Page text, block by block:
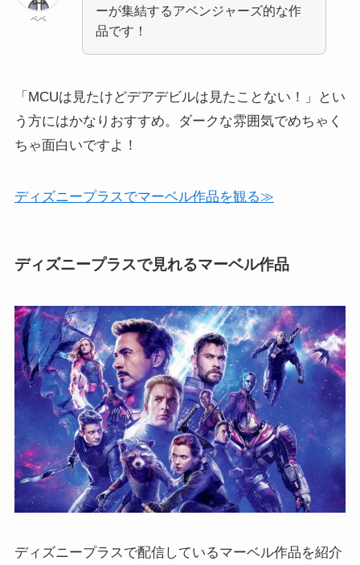
ペペ
ーが集結するアベンジャーズ的な作
品です！
「MCUは見たけどデアデビルは見たことない！」とい
う方にはかなりおすすめ。ダークな雰囲気でめちゃく
ちゃ面白いですよ！
ディズニープラスでマーベル作品を観る≫
ディズニープラスで見れるマーベル作品
ディズニープラスで配信しているマーベル作品を紹介